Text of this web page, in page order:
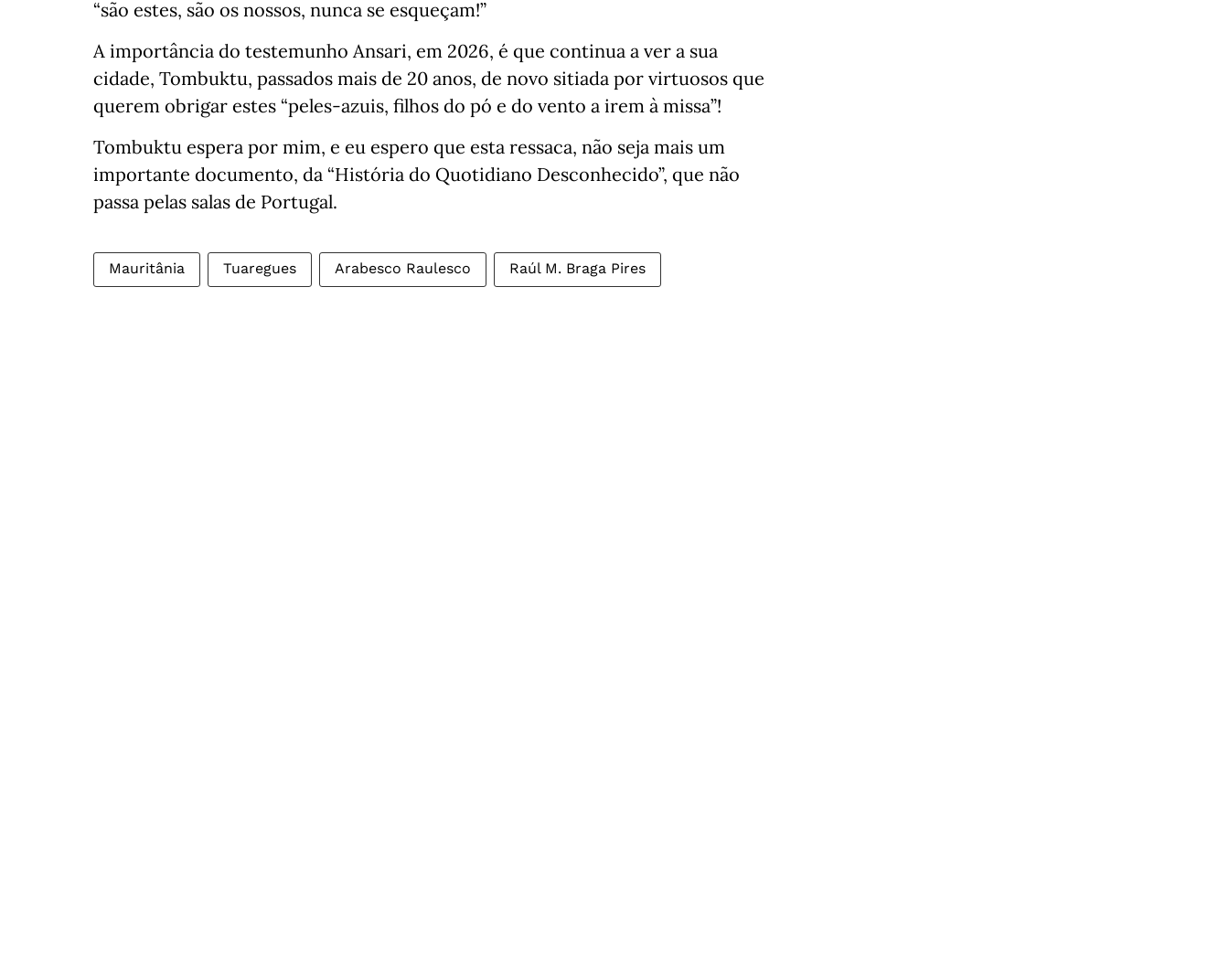
“são estes, são os nossos, nunca se esqueçam!”
A importância do testemunho Ansari, em 2026, é que continua a ver a sua
cidade, Tombuktu, passados mais de 20 anos, de novo sitiada por virtuosos que
querem obrigar estes “peles-azuis, filhos do pó e do vento a irem à missa”!
Tombuktu espera por mim, e eu espero que esta ressaca, não seja mais um
importante documento, da “História do Quotidiano Desconhecido”, que não
passa pelas salas de Portugal.
Mauritânia Tuaregues Arabesco Raulesco Raúl M. Braga Pires